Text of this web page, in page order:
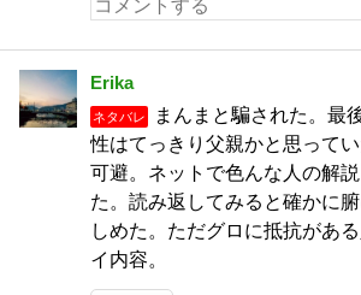
Erika
ネタバレ
まんまと騙された。最
性はてっきり父親かと思って
可避。ネットで色んな人の解
た。読み返してみると確かに
しめた。ただグロに抵抗があ
イ内容。